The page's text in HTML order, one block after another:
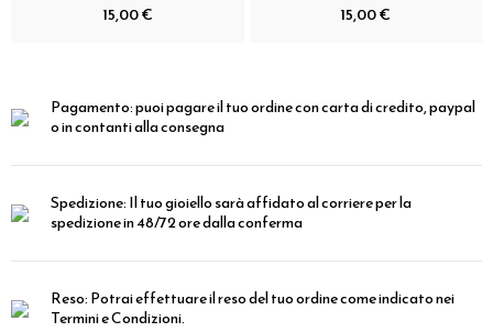
15,00 €
15,00 €
Pagamento:puoi pagare il tuo ordine con carta di credito, paypal
o in contanti alla consegna
Spedizione:Il tuo gioiello sarà affidato al corriere per la
spedizione in 48/72 ore dalla conferma
Reso:Potrai effettuare il reso del tuo ordine come indicato nei
Termini e Condizioni.